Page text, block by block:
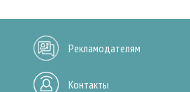
Рекламодателям
Контакты